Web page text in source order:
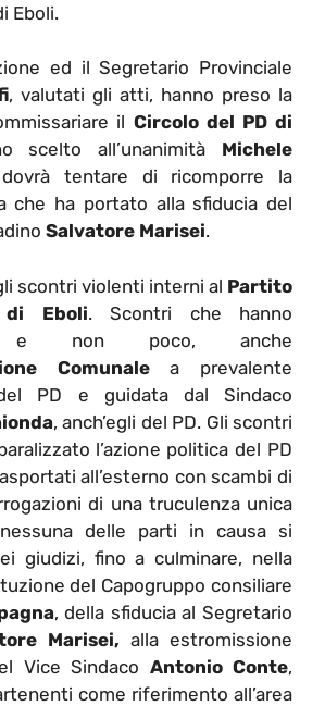
Eboli.
ed il Segretario Provinciale
, valutati gli atti, hanno preso la
il Circolo del PD di
scelto all’unanimità Michele
tentare di ricomporre la
che ha portato alla sfiducia del
Salvatore Marisei.
scontri violenti interni al Partito
di Eboli. Scontri che hanno
e non poco, anche
Comunalea prevalente
PD e guidata dal Sindaco
, anch’egli del PD. Gli scontri
l’azione politica del PD
all’esterno con scambi di
di una truculenza unica
delle parti in causa si
giudizi, fino a culminare, nella
del Capogruppo consiliare
, della sfiducia al Segretario
Marisei, alla estromissione
Vice Sindaco Antonio Conte,
come riferimento all’area